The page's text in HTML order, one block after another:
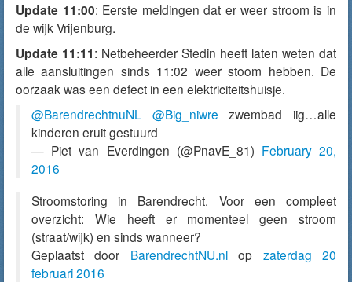
Update 11:00: Eerste meldingen dat er weer stroom is in
de wijk Vrijenburg.
Update 11:11: Netbeheerder Stedin heeft laten weten dat
alle aansluitingen sinds 11:02 weer stoom hebben. De
oorzaak was een defect in een elektriciteitshuisje.
@BarendrechtnuNL
@Big_niwre zwembad iig…alle
kinderen eruit gestuurd
— Piet van Everdingen (@PnavE_81) February 20,
2016
Stroomstoring in Barendrecht. Voor een compleet
overzicht: Wie heeft er momenteel geen stroom
(straat/wijk) en sinds wanneer?
Geplaatst door BarendrechtNU.nlop zaterdag 20
februari 2016